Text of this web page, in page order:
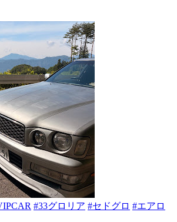
#33グロリア #セドグロ #エアロ